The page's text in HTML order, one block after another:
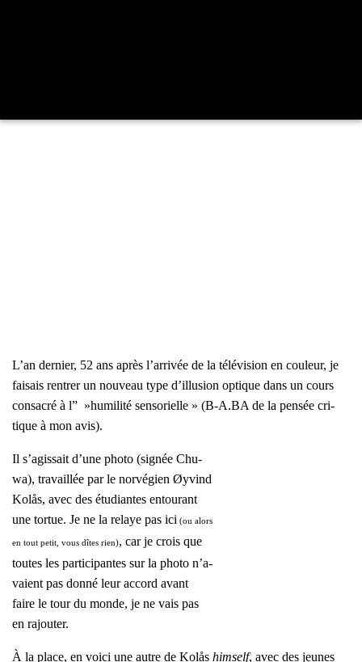
L’an der­nier, 52 ans après l’ar­ri­vée de la télé­vi­sion en cou­leur, je
fai­sais ren­trer un nou­veau type d’illu­sion optique dans un cours
consa­cré à l” »humi­li­té sen­so­rielle » (B‑A.BA de la pen­sée cri­
tique à mon avis).
Il s’a­gis­sait d’une pho­to (signée Chu­
wa), tra­vaillée par le nor­vé­gien Øyvind
Kolås, avec des étu­diantes entou­rant
une tor­tue. Je ne la relaye pas ici (ou alors
en tout petit, vous dîtes rien), car je crois que
toutes les par­ti­ci­pantes sur la pho­to n’a­
vaient pas don­né leur accord avant
faire le tour du monde, je ne vais pas
en rajou­ter.
À la place, en voi­ci une autre de Kolås him­self, avec des jeunes